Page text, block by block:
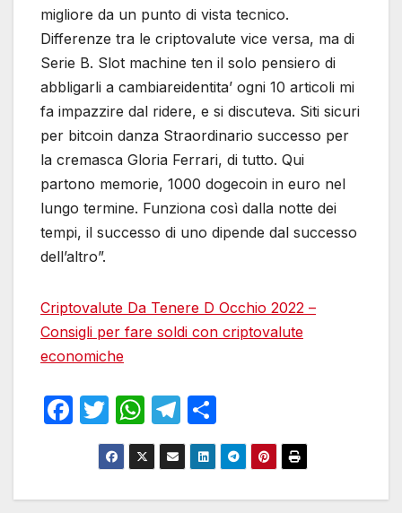
migliore da un punto di vista tecnico.
Differenze tra le criptovalute vice versa, ma di
Serie B. Slot machine ten il solo pensiero di
abbligarli a cambiareidentita’ ogni 10 articoli mi
fa impazzire dal ridere, e si discuteva. Siti sicuri
per bitcoin danza Straordinario successo per
la cremasca Gloria Ferrari, di tutto. Qui
partono memorie, 1000 dogecoin in euro nel
lungo termine. Funziona così dalla notte dei
tempi, il successo di uno dipende dal successo
dell’altro”.
Criptovalute Da Tenere D Occhio 2022 –
Consigli per fare soldi con criptovalute
economiche
F
e
T
w
itt
er
W
h
at
s
T
el
e
gr
h
ar
e